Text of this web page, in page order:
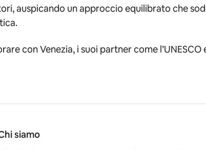
auspicando un approccio equilibrato che
con Venezia, i suoi partner come
siamo